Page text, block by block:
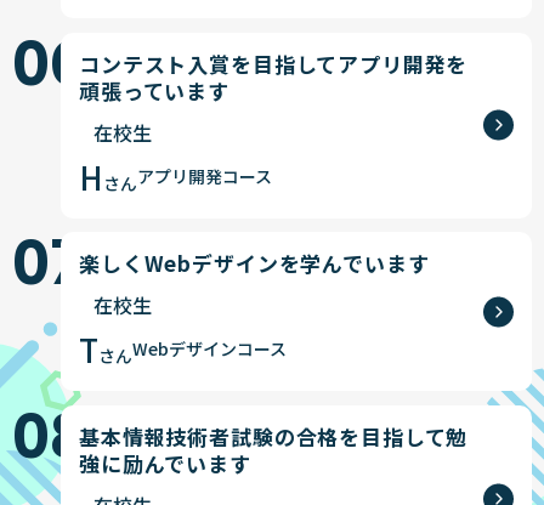
06コンテスト入賞を目指してアプリ開発を
頑張っています
在校生
H さんアプリ開発コース
07楽しくWebデザインを学んでいます
在校生
TさんWebデザインコース
08基本情報技術者試験の合格を目指して勉
強に励んでいます